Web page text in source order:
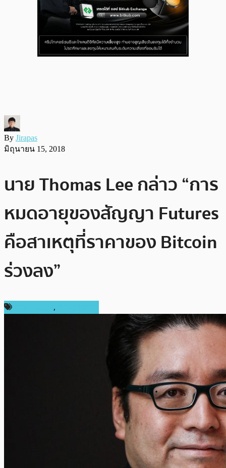
By Jirapas
มิถุนายน 15, 2018
นาย Thomas Lee กล่าว “การ
หมดอายุของสัญญา Futures
คือสาเหตุที่ราคาของ Bitcoin
ร่วงลง”
,